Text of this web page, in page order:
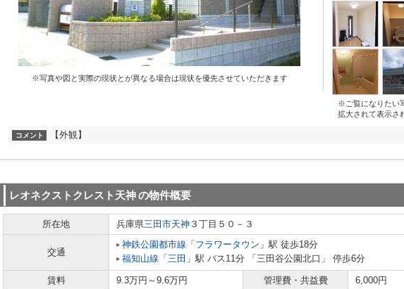
※写真や図と実際の現状とが異なる場合は現状を優先させていただきます
※ご覧になりたい
拡大されて表示さ
コメント 【外観】
レオネクストクレスト天神の物件概要
所在地 兵庫県三田市天神 ３丁目５０－３
交通
神鉄公園都市線 「 フラワータウン 」駅 徒歩18分
福知山線 「 三田 」駅 バス11分 「三田谷公園北口」 停歩6分
賃料 9.3万円～9.6万円 管理費・共益費
6,000円